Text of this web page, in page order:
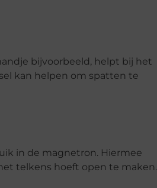
bijvoorbeeld, helpt bij het
kan helpen om spatten te
in de magnetron. Hiermee
telkens hoeft open te maken.